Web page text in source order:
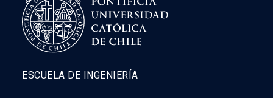
ESCUELA DE INGENIERÍA